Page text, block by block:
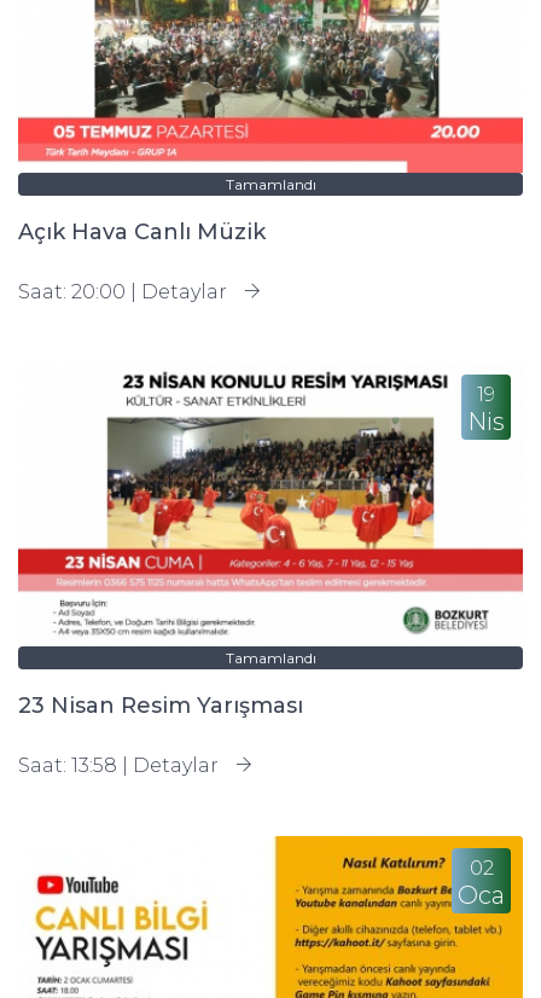
Tamamlandı
Açık Hava Canlı Müzik
Saat: 20:00 | Detaylar
19
Nis
Tamamlandı
23 Nisan Resim Yarışması
Saat: 13:58 | Detaylar
02
Oca